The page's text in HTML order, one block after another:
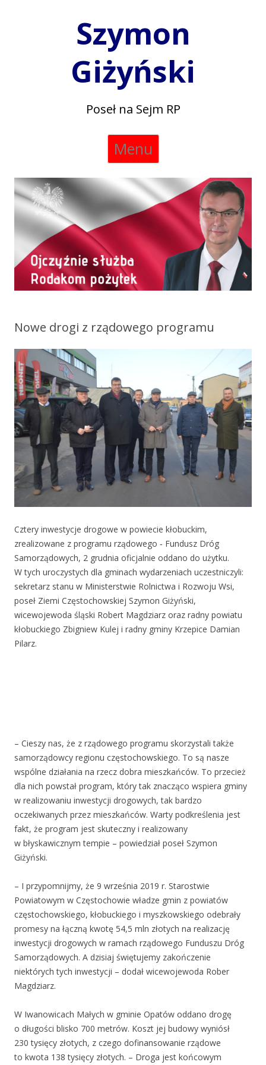
Szymon
Giżyński
Poseł na Sejm RP
Menu
Skip
Nowe drogi z rządowego programu
Cztery inwestycje drogowe w powiecie kłobuckim,
zrealizowane z programu rządowego ‑ Fundusz Dróg
Samorządowych, 2 grudnia oficjalnie oddano do użytku.
W tych uroczystych dla gminach wydarzeniach uczestniczyli:
sekretarz stanu w Ministerstwie Rolnictwa i Rozwoju Wsi,
poseł Ziemi Częstochowskiej Szymon Giżyński,
wicewojewoda śląski Robert Magdziarz oraz radny powiatu
kłobuckiego Zbigniew Kulej i radny gminy Krzepice Damian
Pilarz.
– Cieszy nas, że z rządowego programu skorzystali także
samorządowcy regionu częstochowskiego. To są nasze
wspólne działania na rzecz dobra mieszkańców. To przecież
dla nich powstał program, który tak znacząco wspiera gminy
w realizowaniu inwestycji drogowych, tak bardzo
oczekiwanych przez mieszkańców. Warty podkreślenia jest
fakt, że program jest skuteczny i realizowany
w błyskawicznym tempie – powiedział poseł Szymon
Giżyński.
– I przypomnijmy, że 9 września 2019 r. Starostwie
Powiatowym w Częstochowie władze gmin z powiatów
częstochowskiego, kłobuckiego i myszkowskiego odebrały
promesy na łączną kwotę 54,5 mln złotych na realizację
inwestycji drogowych w ramach rządowego Funduszu Dróg
Samorządowych. A dzisiaj świętujemy zakończenie
niektórych tych inwestycji – dodał wicewojewoda Rober
Magdziarz.
W Iwanowicach Małych w gminie Opatów oddano drogę
o długości blisko 700 metrów. Koszt jej budowy wyniósł
230 tysięcy złotych, z czego dofinansowanie rządowe
to kwota 138 tysięcy złotych. – Droga jest końcowym